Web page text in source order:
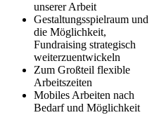
unserer Arbeit
Gestaltungsspielraum und
die Möglichkeit,
Fundraising strategisch
weiterzuentwickeln
Zum Großteil flexible
Arbeitszeiten
Mobiles Arbeiten nach
Bedarf und Möglichkeit